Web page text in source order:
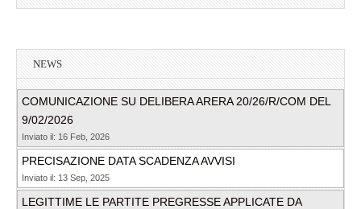
NEWS
COMUNICAZIONE SU DELIBERA ARERA 20/26/R/COM DEL
9/02/2026
Inviato il: 16 Feb, 2026
PRECISAZIONE DATA SCADENZA AVVISI
Inviato il: 13 Sep, 2025
LEGITTIME LE PARTITE PREGRESSE APPLICATE DA